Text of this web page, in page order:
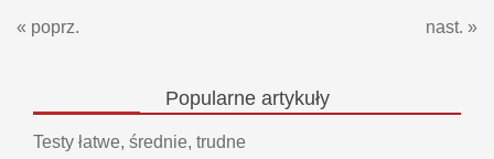
« poprz. nast. »
Popularneartykuły
Testy łatwe, średnie, trudne